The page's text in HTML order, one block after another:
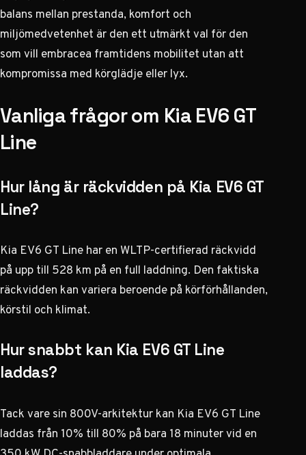
balans mellan prestanda, komfort och
miljömedvetenhet är den ett utmärkt val för den
som vill embracea framtidens mobilitet utan att
kompromissa med körglädje eller lyx.
Vanliga frågor om Kia EV6 GT
Line
Hur lång är räckvidden på Kia EV6 GT
Line?
Kia EV6 GT Line har en WLTP-certifierad räckvidd
på upp till 528 km på en full laddning. Den faktiska
räckvidden kan variera beroende på körförhållanden,
körstil och klimat.
Hur snabbt kan Kia EV6 GT Line
laddas?
Tack vare sin 800V-arkitektur kan Kia EV6 GT Line
laddas från 10% till 80% på bara 18 minuter vid en